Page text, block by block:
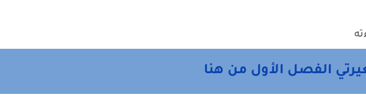
الفصل الأول من هنا